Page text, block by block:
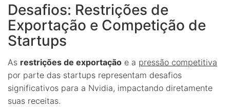
Desafios: Restrições de
Exportação e Competição de
Startups
As restrições de exportação e a pressão competitiva
por parte das startups representam desafios
significativos para a Nvidia, impactando diretamente
suas receitas.